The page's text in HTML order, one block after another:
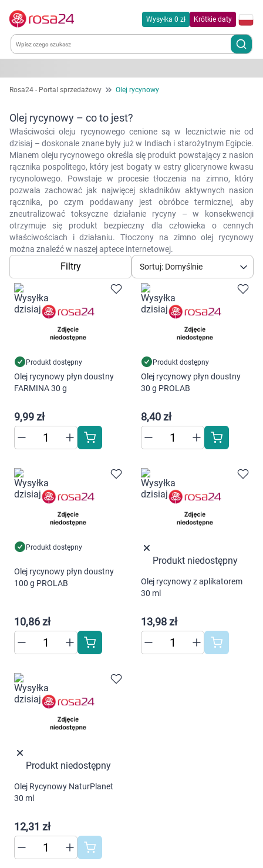
Korzystamy z plików cookies w celu
dostosowania zawartości serwisu do Twoich
warunki przechowywania lub dostępu do
cookies poprzez kliknięcie przycisku
"Ustawienia" lub możesz zaakceptować
AKCEPTUJĘ WSZYSTKIE
Wysyłka 0 zł Krótkie daty
Kategorie
Chemia gospodarcza
Dla zwierząt
Dom i ogród
Zdrowie
Kobieta w ciąży i mama
Higiena
Kosmetyki
Mężczyzna
Zdrowy styl życia
Zabawki
Sprzęt medyczny
Motoryzacja
Marki
Rosa24 - Portal sprzedażowy Olej rycynowy
Olej rycynowy – co to jest?
Właściwości oleju rycynowego cenione są w lecznictwie nie od
dzisiaj – doskonale znane były już w Indiach i starożytnym Egipcie.
Mianem oleju rycynowego określa się produkt powstający z nasion
rącznika pospolitego, który jest bogaty w estry glicerynowe kwasu
rycynolowego. Powstaje w procesie tłoczenia na zimno, który
pozwala zachować jak najwięcej składników aktywnych nasion
rącznika, po czym poddawany jest obróbce termicznej, aby
zneutralizować toksyczne działanie rycyny – w konsekwencji
otrzymuje się produkt bezpieczny dla człowieka o cennych
właściwościach i działaniu. Tłoczony na zimno olej rycynowy
można znaleźć w naszej aptece internetowej.
Filtry Sortuj: Domyślnie
Produkt dostępny
Olej rycynowy płyn doustny
FARMINA 30 g
9,99 zł
Produkt dostępny
Olej rycynowy płyn doustny
30 g PROLAB
8,40 zł
Produkt dostępny
Olej rycynowy płyn doustny
100 g PROLAB
10,86 zł
Produkt niedostępny
Olej rycynowy z aplikatorem
30 ml
13,98 zł
Produkt niedostępny
Olej Rycynowy NaturPlanet
30 ml
12,31 zł